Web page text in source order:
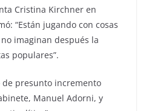
Cristina Kirchner en
“Están jugando con cosas
imaginan después la
populares”.
de presunto incremento
Manuel Adorni, y